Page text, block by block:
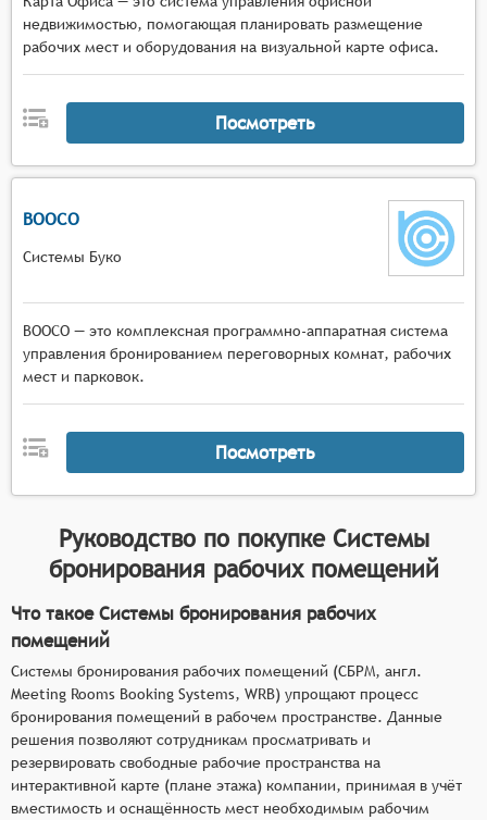
недвижимостью, помогающая планировать размещение
рабочих мест и оборудования на визуальной карте офиса.
Посмотреть
BOOCO
Системы Буко
BOOCO — это комплексная программно-аппаратная система
управления бронированием переговорных комнат, рабочих
мест и парковок.
Посмотреть
Руководство по покупке Системы
бронирования рабочих помещений
Что такое Системы бронирования рабочих
помещений
Системы бронирования рабочих помещений (СБРМ, англ.
Meeting Rooms Booking Systems, WRB) упрощают процесс
бронирования помещений в рабочем пространстве. Данные
решения позволяют сотрудникам просматривать и
резервировать свободные рабочие пространства на
интерактивной карте (плане этажа) компании, принимая в учёт
вместимость и оснащённость мест необходимым рабочим